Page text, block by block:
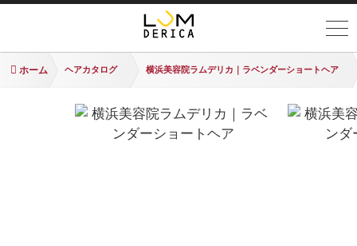
ホーム ヘアカタログ 横浜美容院ラムデリカ｜ラベンダーショートヘア